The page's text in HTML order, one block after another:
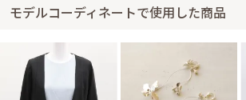
ラナンキュラスのご祝儀袋
93-0025
身長159cm【Mサイズ】 (バスト：D65)
モデルコーディネートで使用した商品